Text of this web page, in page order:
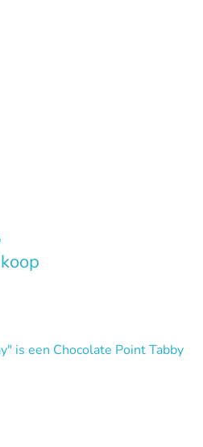
is een Chocolate Point Tabby